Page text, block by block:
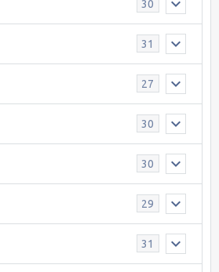
30
31
27
30
30
29
31